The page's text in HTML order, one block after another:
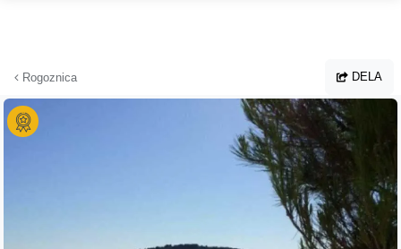
Rogoznica DELA